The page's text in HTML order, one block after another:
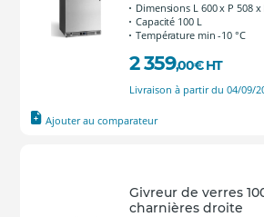
Dimensions L 600 x P 508
Capacité 100 L
Température min -10 °C
2 359,00€ HT
Livraison à partir du 04/09/
Ajouter au comparateur
Givreur de verres
charnières droite